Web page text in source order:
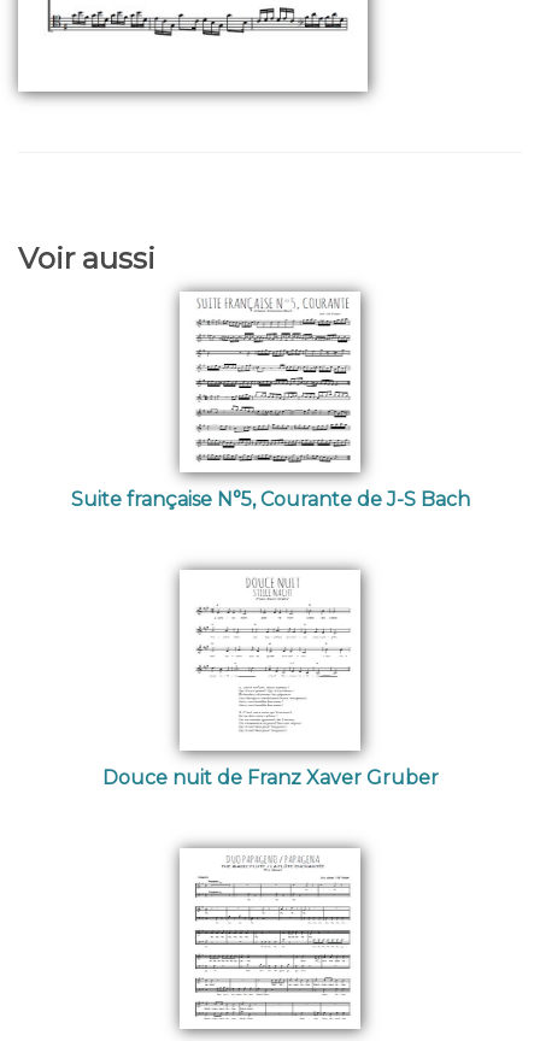
Voir aussi
Suite française N°5, Courante de J-S Bach
Douce nuit de Franz Xaver Gruber